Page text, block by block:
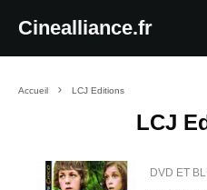
Cinealliance.fr
Accueil LCJ Editions
LCJ
DVD ET